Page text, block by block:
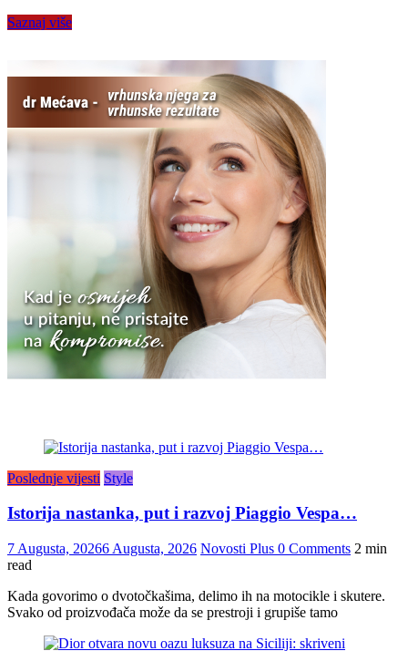
Saznaj više
Poslednje vijesti Style
Istorija nastanka, put i razvoj Piaggio Vespa…
7 Augusta, 20266 Augusta, 2026 Novosti Plus 0 Comments 2 min
read
Kada govorimo o dvotočkašima, delimo ih na motocikle i skutere.
Svako od proizvođača može da se prestroji i grupiše tamo